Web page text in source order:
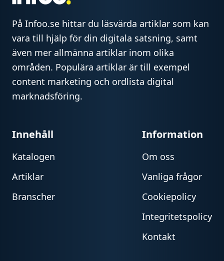
På Infoo.se hittar du läsvärda artiklar som kan
vara till hjälp för din digitala satsning, samt
även mer allmänna artiklar inom olika
områden. Populära artiklar är till exempel
content marketing och ordlista digital
marknadsföring.
Innehåll
Katalogen
Artiklar
Branscher
Information
Om oss
Vanliga frågor
Cookiepolicy
Integritetspolicy
Kontakt